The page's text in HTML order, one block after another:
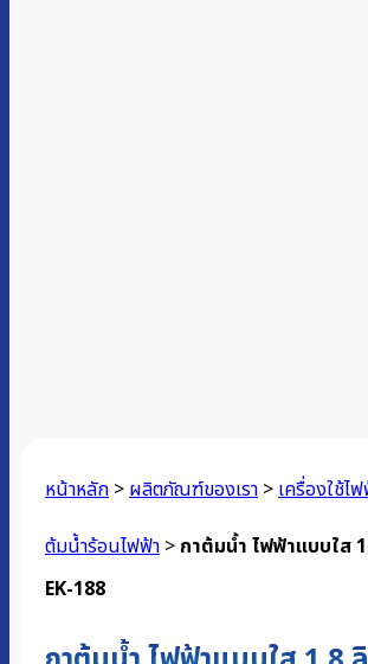
หน้าหลัก >ผลิตภัณฑ์ของเรา >เครื่องใช้ไ
ต้มน้ำร้อนไฟฟ้า > กาต้มน้ำ ไฟฟ้าแบบใส
EK-188